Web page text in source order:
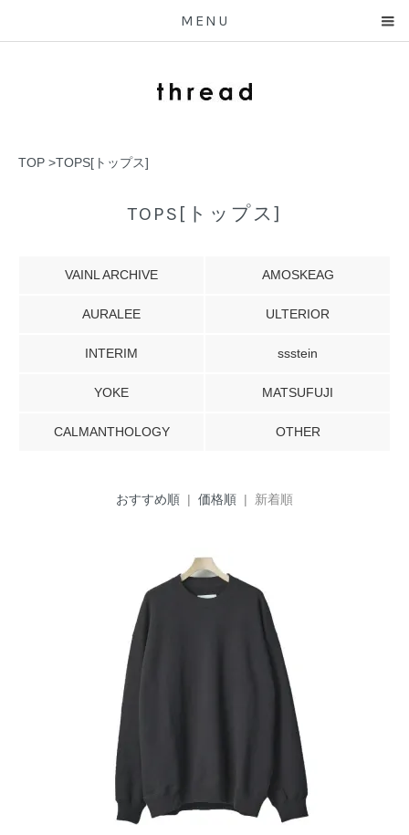
MENU
TOP >TOPS[トップス]
TOPS[トップス]
VAINL ARCHIVE AMOSKEAG
AURALEE ULTERIOR
INTERIM ssstein
YOKE MATSUFUJI
CALMANTHOLOGY OTHER
おすすめ順 | 価格順 | 新着順